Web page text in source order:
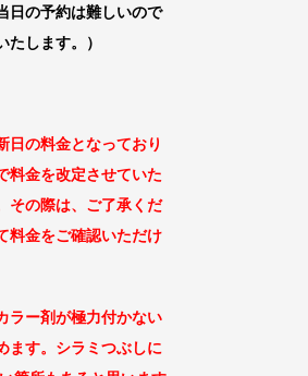
日の予約は難しいので
します。）
日の料金となっており
料金を改定させていた
その際は、ご了承くだ
料金をご確認いただけ
ラー剤が極力付かない
ます。シラミつぶしに